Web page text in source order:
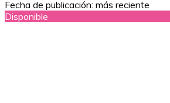
Fecha de publicación: más reciente
Disponible